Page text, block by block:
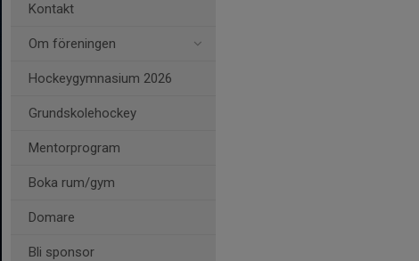
Kontakt
Om föreningen
Hockeygymnasium 2026
Grundskolehockey
Mentorprogram
Boka rum/gym
Domare
Bli sponsor